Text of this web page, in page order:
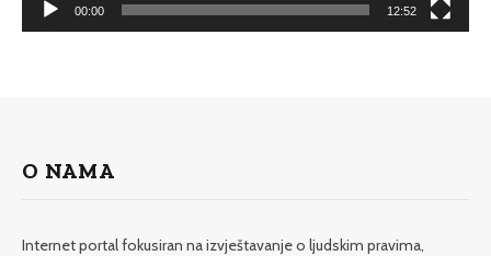
00:00 12:52
O NAMA
Internet portal fokusiran na izvještavanje o ljudskim pravima,